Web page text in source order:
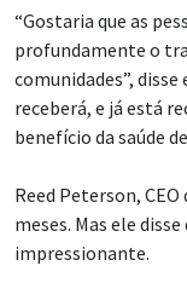
“Gostaria que as
profundamente o
comunidades”,
receberá, e já está
benefício da saúde
Reed Peterson,
meses. Mas ele
impressionante.